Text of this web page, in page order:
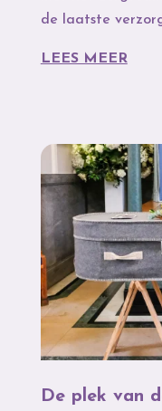
de laatste
LEES MEER
De plek van